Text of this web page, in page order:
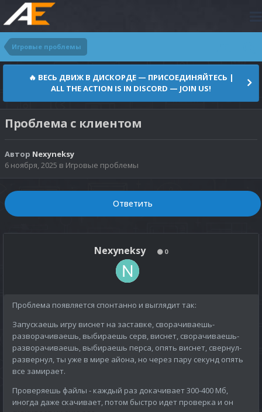
Игровые проблемы
🔥 ВЕСЬ ДВИЖ В ДИСКОРДЕ — ПРИСОЕДИНЯЙТЕСЬ |
ALL THE ACTION IS IN DISCORD — JOIN US!
Проблема с клиентом
Автор Nexyneksy
6 ноября, 2025 в Игровые проблемы
Ответить
Nexyneksy 0
Проблема появляется спонтанно и выглядит так:
Запускаешь игру виснет на заставке, сворачиваешь-
разворачиваешь, выбираешь серв, виснет, сворачиваешь-
разворачиваешь, выбираешь перса, опять виснет, свернул-
развернул, ты уже в мире айона, но через пару секунд опять
все замирает.
Проверяешь файлы - каждый раз докачивает 300-400 Мб,
иногда даже скачивает, потом быстро идет проверка и он